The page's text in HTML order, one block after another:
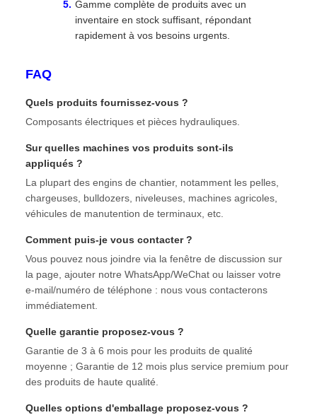
Gamme complète de produits avec un
inventaire en stock suffisant, répondant
rapidement à vos besoins urgents.
FAQ
Quels produits fournissez-vous ?
Composants électriques et pièces hydrauliques.
Sur quelles machines vos produits sont-ils
appliqués ?
La plupart des engins de chantier, notamment les pelles,
chargeuses, bulldozers, niveleuses, machines agricoles,
véhicules de manutention de terminaux, etc.
Comment puis-je vous contacter ?
Vous pouvez nous joindre via la fenêtre de discussion sur
la page, ajouter notre WhatsApp/WeChat ou laisser votre
e-mail/numéro de téléphone : nous vous contacterons
immédiatement.
Quelle garantie proposez-vous ?
Garantie de 3 à 6 mois pour les produits de qualité
moyenne ; Garantie de 12 mois plus service premium pour
des produits de haute qualité.
Quelles options d'emballage proposez-vous ?